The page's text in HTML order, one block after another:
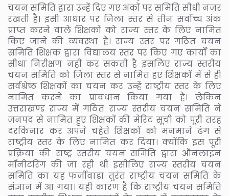
चयन समिति द्वारा उन्हें दिए गए अंकों पर समिति सीधी नजर
रखती है। इसी आधार पर जिला स्तर से तीन सर्वोच्च अंक
प्राप्त करने वाले शिक्षकों को राज्य स्तर के लिए नामित
किए जाने की व्यवस्था है। राज्य स्तर पर गठित चयन
समिति शिक्षक द्वारा विद्यालय स्तर पर किए गए कार्यों का
सीधा निरीक्षण नहीं कर सकती है इसलिए राज्य स्तरीय
चयन समिति को जिला स्तर से नामित हए शिक्षकों में से ही
सर्वश्रेष्ठ शिक्षकों का चयन कर उन्हें राष्ट्रीय स्तर के लिए
नामित करने का प्रावधान किया गया है। लेकिन
उत्तराखण्ड राज्य में गठित राज्य स्तरीय चयन समिति ने
जनपद से नामित हुए शिक्षकों की मेरिट सूची को पूरी तरह
दरकिनार कर अपने चहेते शिक्षकों को मनमाने ढंग से
राष्ट्रीय स्तर के लिए नामित कर दिया। क्योंकि इस पूरी
प्रक्रिया की राष्ट्र स्तरीय चयन समिति द्वारा ऑनलाइन
मॉनीटरिंग की जा रही थी इसीलिए राज्य स्तरीय चयन
समिति का यह फर्जीवाड़ा तुरंत राष्ट्रीय चयन समिति के
संज्ञान में आ गया। यही कारण है कि राष्ट्रीय चयन समिति